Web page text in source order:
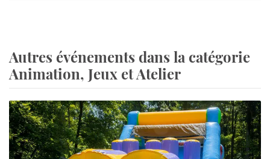
Autres événements dans la catégorie
Animation, Jeux et Atelier